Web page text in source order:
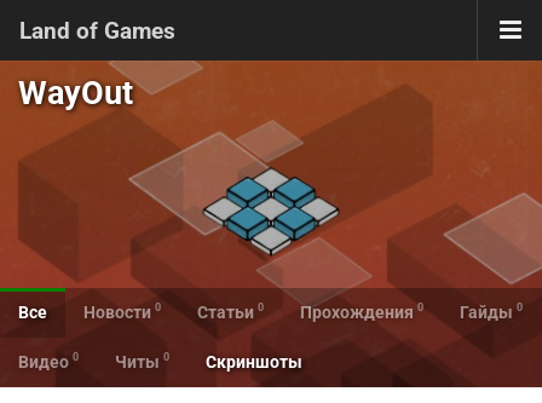
Land of Games
WayOut
Все Новости 0 Статьи 0 Прохождения 0 Гайды 0
Видео 0 Читы 0 Скриншоты